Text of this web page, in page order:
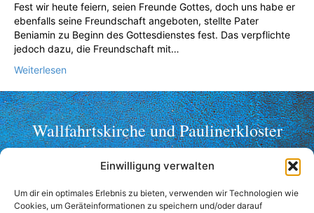
Einwilligung verwalten
Um dir ein optimales Erlebnis zu bieten, verwenden wir Technologien wie
Cookies, um Geräteinformationen zu speichern und/oder darauf
Fest wir heute feiern, seien Freunde Gottes, doch uns habe er
ebenfalls seine Freundschaft angeboten, stellte Pater
Beniamin zu Beginn des Gottesdienstes fest. Das verpflichte
jedoch dazu, die Freundschaft mit…
Weiterlesen
Wallfahrtskirche und Paulinerkloster
Mariahilf ob Passau
Telefon: +49 (0)851 2356
Fax: +49 (0)851 36998